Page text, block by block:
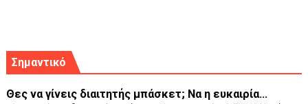
Σημαντικό
Θες να γίνεις διαιτητής μπάσκετ; Να η ευκαιρία...